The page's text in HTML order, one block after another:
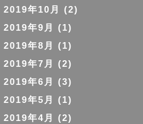
2019年10月
(2)
2019年9月
(1)
2019年8月
(1)
2019年7月
(2)
2019年6月
(3)
2019年5月
(1)
2019年4月
(2)